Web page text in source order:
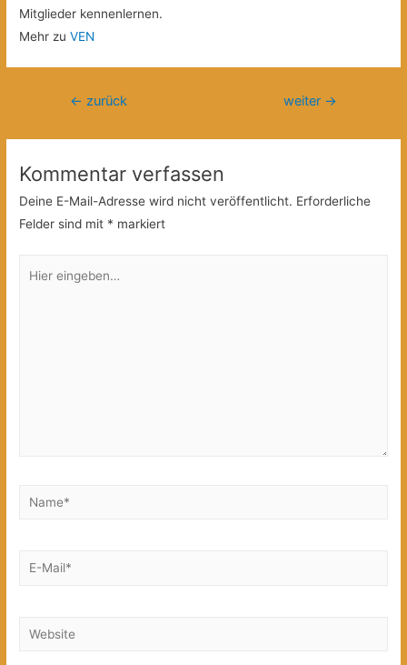
Mitglieder kennenlernen.
Mehr zuVEN
Beitragsnavigation
← zurück weiter →
Kommentar verfassen
Deine E-Mail-Adresse wird nicht veröffentlicht. Erforderliche
Felder sind mit * markiert
eingeben…
Name*
E-
Website